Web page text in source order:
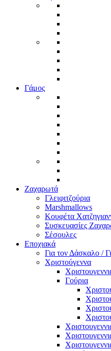
Γάμος
Ζαχαρωτά
Γλειφιτζούρια
Marshmallows
Κουφέτα
Συσκευασίες
Σέσουλες
Εποχιακά
Για τον Δάσκαλο /
Χριστούγεννα
Γούρια